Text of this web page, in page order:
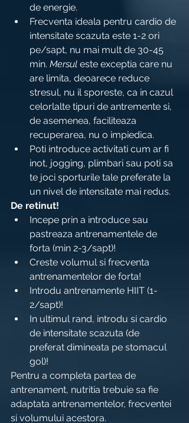
de energie.
Frecventa ideala pentru cardio de
intensitate scazuta este 1-2 ori
pe/sapt, nu mai mult de 30-45
min. Mersul este exceptia care nu
are limita, deoarece reduce
stresul, nu il sporeste, ca in cazul
celorlalte tipuri de antremente si,
de asemenea, faciliteaza
recuperarea, nu o impiedica.
Poti introduce activitati cum ar fi
inot, jogging, plimbari sau poti sa
te joci sporturile tale preferate la
un nivel de intensitate mai redus.
De retinut!
Incepe prin a introduce sau
pastreaza antrenamentele de
forta (min 2-3/sapt)!
Creste volumul si frecventa
antrenamentelor de forta!
Introdu antrenamente HIIT (1-
2/sapt)!
In ultimul rand, introdu si cardio
de intensitate scazuta (de
preferat dimineata pe stomacul
gol)!
Pentru a completa partea de
antrenament, nutritia trebuie sa fie
adaptata antrenamentelor, frecventei
si volumului acestora.